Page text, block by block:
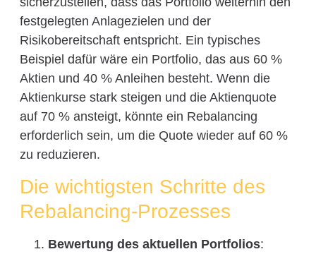
festgelegten Anlagezielen und der
Risikobereitschaft entspricht. Ein typisches
Beispiel dafür wäre ein Portfolio, das aus 60 %
Aktien und 40 % Anleihen besteht. Wenn die
Aktienkurse stark steigen und die Aktienquote
auf 70 % ansteigt, könnte ein Rebalancing
erforderlich sein, um die Quote wieder auf 60 %
zu reduzieren.
Die wichtigsten Schritte des
Rebalancing-Prozesses
Bewertung des aktuellen Portfolios: